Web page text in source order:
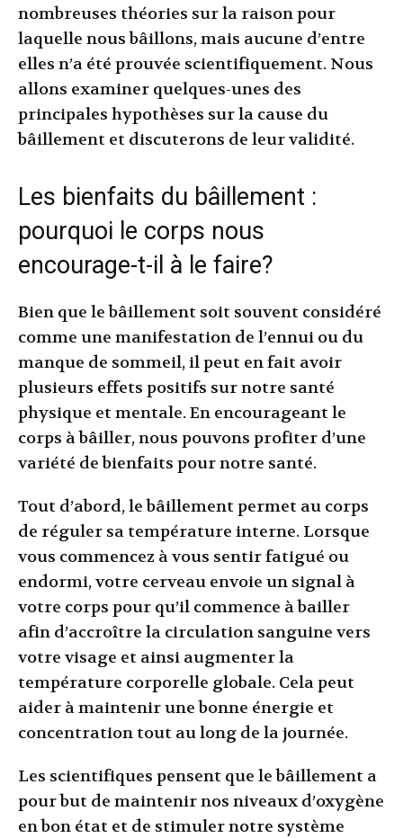
nombreuses théories sur la raison pour
laquelle nous bâillons, mais aucune d’entre
elles n’a été prouvée scientifiquement. Nous
allons examiner quelques-unes des
principales hypothèses sur la cause du
bâillement et discuterons de leur validité.
Les bienfaits du bâillement :
pourquoi le corps nous
encourage-t-il à le faire?
Bien que le bâillement soit souvent considéré
comme une manifestation de l’ennui ou du
manque de sommeil, il peut en fait avoir
plusieurs effets positifs sur notre santé
physique et mentale. En encourageant le
corps à bâiller, nous pouvons profiter d’une
variété de bienfaits pour notre santé.
Tout d’abord, le bâillement permet au corps
de réguler sa température interne. Lorsque
vous commencez à vous sentir fatigué ou
endormi, votre cerveau envoie un signal à
votre corps pour qu’il commence à bailler
afin d’accroître la circulation sanguine vers
votre visage et ainsi augmenter la
température corporelle globale. Cela peut
aider à maintenir une bonne énergie et
concentration tout au long de la journée.
Les scientifiques pensent que le bâillement a
pour but de maintenir nos niveaux d’oxygène
en bon état et de stimuler notre système